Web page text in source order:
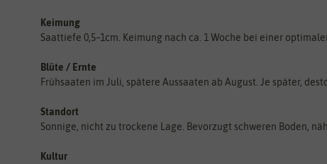
Keimung
Saattiefe 0,5–1cm. Keimung nach ca. 1 Woche bei einer
Blüte / Ernte
Frühsaaten im Juli, spätere Aussaaten ab August. Je später,
Standort
Sonnige, nicht zu trockene Lage. Bevorzugt schweren Boden,
Kultur